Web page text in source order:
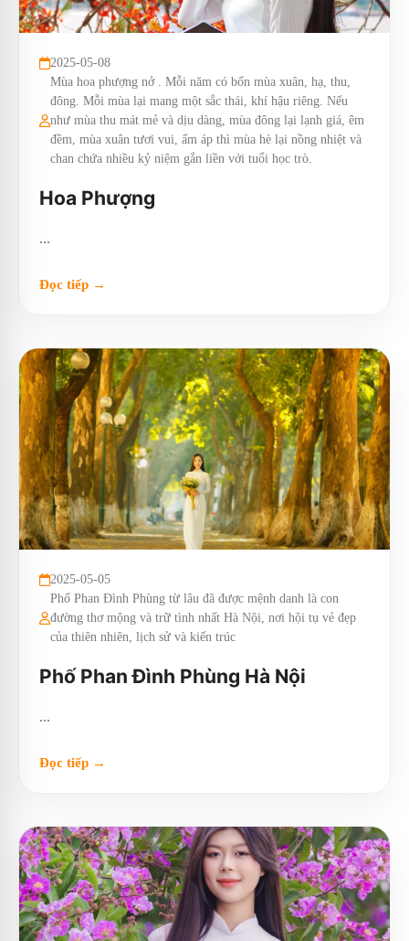
2025-05-08
Mùa hoa phượng nở . Mỗi năm có bốn mùa xuân, hạ, thu,
đông. Mỗi mùa lại mang một sắc thái, khí hậu riêng. Nếu
như mùa thu mát mẻ và dịu dàng, mùa đông lại lạnh giá, êm
đềm, mùa xuân tươi vui, ấm áp thì mùa hè lại nồng nhiệt và
chan chứa nhiều kỷ niệm gắn liền với tuổi học trò.
Hoa Phượng
...
Đọc tiếp →
2025-05-05
Phố Phan Đình Phùng từ lâu đã được mệnh danh là con
đường thơ mộng và trữ tình nhất Hà Nội, nơi hội tụ vẻ đẹp
của thiên nhiên, lịch sử và kiến trúc
Phố Phan Đình Phùng Hà Nội
...
Đọc tiếp →